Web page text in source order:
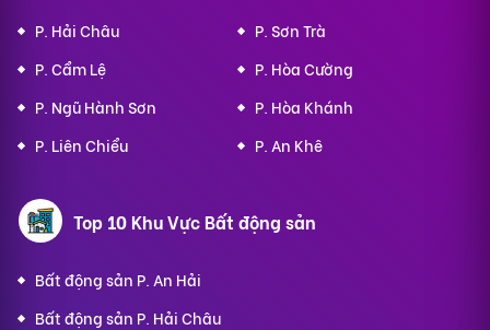
P. Hải Châu
P. Sơn Trà
P. Cẩm Lệ
P. Hòa Cường
P. Ngũ Hành Sơn
P. Hòa Khánh
P. Liên Chiểu
P. An Khê
Top 10 Khu Vực Bất động sản
Bất động sản P. An Hải
Bất động sản P. Hải Châu